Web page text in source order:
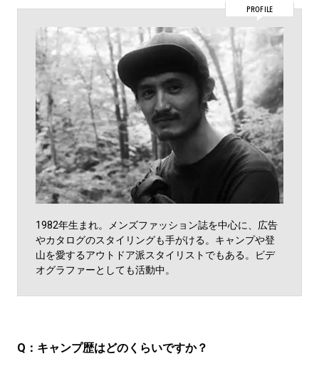
PROFILE
1982年生まれ。メンズファッション誌を中心に、広告
やカタログのスタイリングも手がける。キャンプや登
山を愛するアウトドア派スタイリストでもある。ビデ
オグラファーとしても活動中。
Q： キャンプ歴はどのくらいですか？